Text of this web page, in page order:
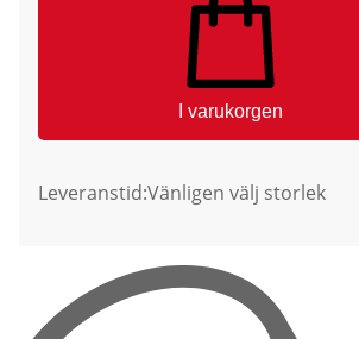
I varukorgen
Leveranstid:Vänligen välj storlek